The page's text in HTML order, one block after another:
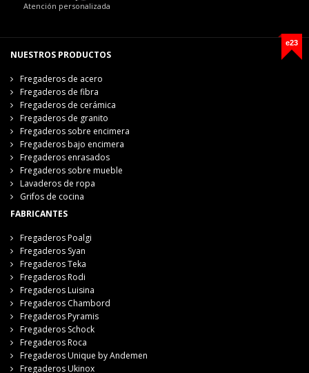
Atención personalizada
e23
NUESTROS PRODUCTOS
Fregaderos de acero
Fregaderos de fibra
Fregaderos de cerámica
Fregaderos de granito
Fregaderos sobre encimera
Fregaderos bajo encimera
Fregaderos enrasados
Fregaderos sobre mueble
Lavaderos de ropa
Grifos de cocina
FABRICANTES
Fregaderos Poalgi
Fregaderos Syan
Fregaderos Teka
Fregaderos Rodi
Fregaderos Luisina
Fregaderos Chambord
Fregaderos Pyramis
Fregaderos Schock
Fregaderos Roca
Fregaderos Unique by Andemen
Fregaderos Ukinox